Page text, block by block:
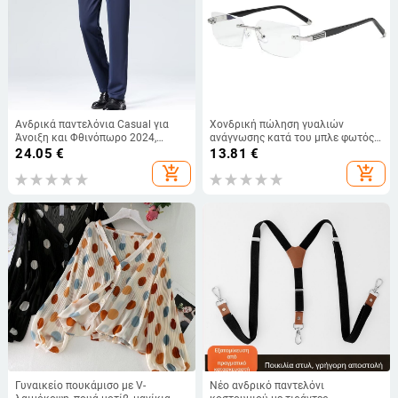
Ανδρικά παντελόνια Casual για
Άνοιξη και Φθινόπωρο 2024,
Χοντρά, Χαλαρά, σε ίσια γραμμή,
πολυχρηστικά, χωρίς σίδερο
24.05 €
add_shopping_cart
Χονδρική πώληση γυαλιών
ανάγνωσης κατά του μπλε φωτός,
πλανόδιοι πωλητές,
ανδρικά και γυναικεία γυαλιά
13.81 €
add_shopping_cart
Γυναικείο πουκάμισο με V-
Νέο ανδρικό παντελόνι